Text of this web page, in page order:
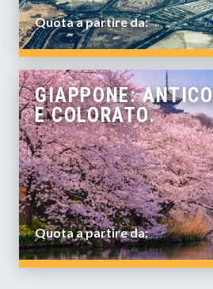
Quota a partire da:
GIAPPONE:
E COLORATO.
Quota a partire da: